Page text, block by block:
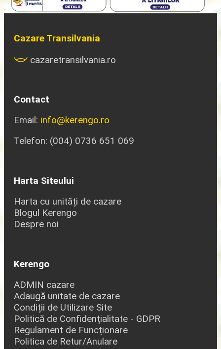
Cazare Transilvania
cazaretransilvania.ro
Contact
Email: info@kerengo.ro
Telefon: (004) 0736 651 069
Harta Siteului
Harta cu unități de cazare
Blogul Kerengo
Despre noi
Kerengo
ADMIN cazare
Adaugă unitate de cazare
Condiții de Utilizare Site
Politică de Confidențialitate - GDPR
Regulament de Funcționare
Politica de Retur/Anulare